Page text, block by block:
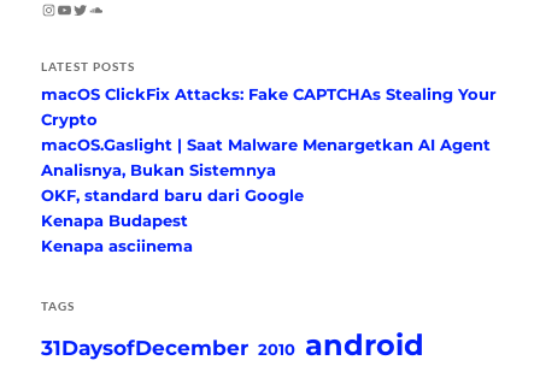
Instagram
YouTube
Twitter
SoundCloud
LATEST POSTS
macOS ClickFix Attacks: Fake CAPTCHAs Stealing Your
Crypto
macOS.Gaslight | Saat Malware Menargetkan AI Agent
Analisnya, Bukan Sistemnya
OKF, standard baru dari Google
Kenapa Budapest
Kenapa asciinema
TAGS
31DaysofDecember 2010 android